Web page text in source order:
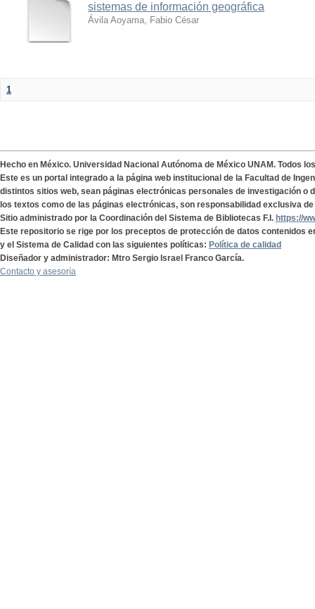
sistemas de información geográfica
Ávila Aoyama, Fabio César
1
Hecho en México. Universidad Nacional Autónoma de México UNAM. Todos
Este es un portal integrado a la página web institucional de la Facultad de
distintos sitios web, sean páginas electrónicas personales de investigación o
los textos como de las páginas electrónicas, son responsabilidad exclusiva
Sitio administrado por la Coordinación del Sistema de Bibliotecas F.I. https://
Este repositorio se rige por los preceptos de protección de datos contenidos
y el Sistema de Calidad con las siguientes políticas: Política de calidad
Diseñador y administrador: Mtro Sergio Israel Franco García.
Contacto y asesoría